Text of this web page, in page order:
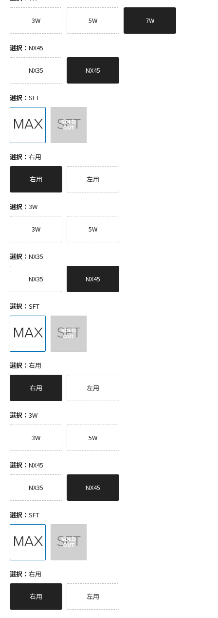
3W 5W 7W
選択： NX45
NX35 NX45
選択： SFT
選択： 右用
右用 左用
選択： 3W
3W 5W
選択： NX35
NX35 NX45
選択： SFT
選択： 右用
右用 左用
選択： 3W
3W 5W
選択： NX45
NX35 NX45
選択： SFT
選択： 右用
右用 左用